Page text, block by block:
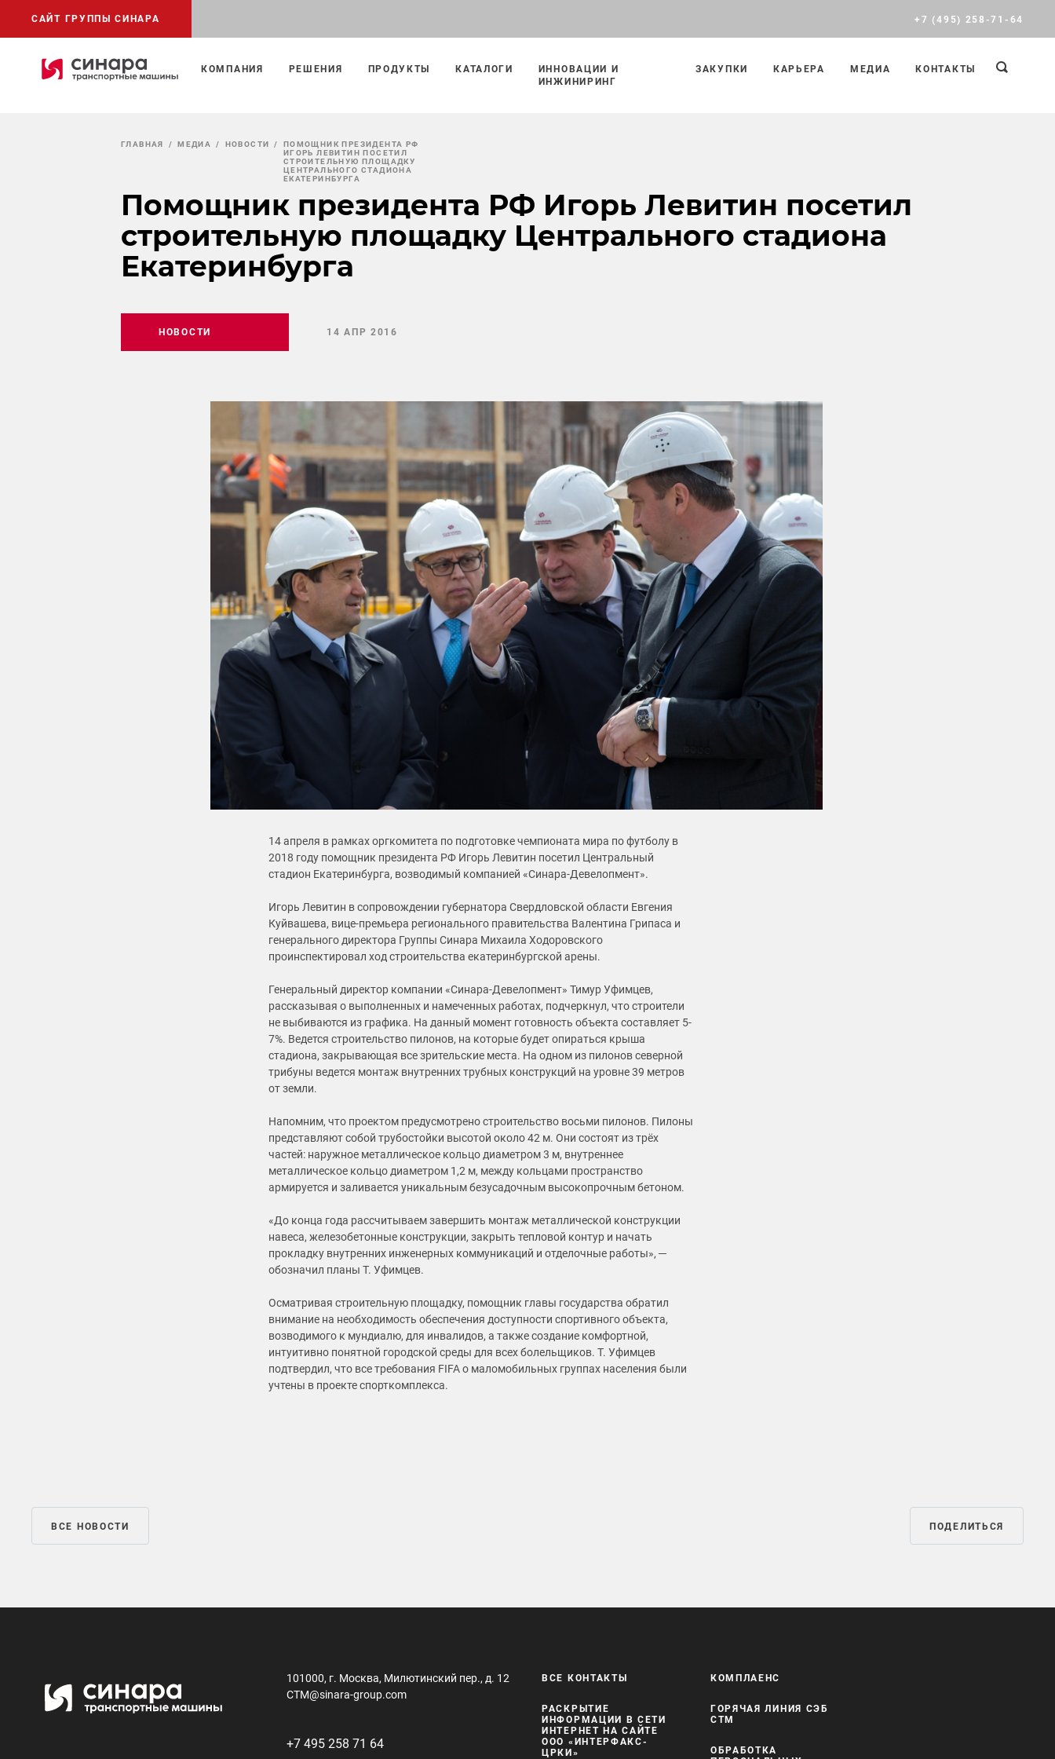
САЙТ ГРУППЫ СИНАРА +7 (495) 258-71-64
КОМПАНИЯ РЕШЕНИЯ ПРОДУКТЫ КАТАЛОГИ
ИННОВАЦИИ И
ИНЖИНИРИНГ
ЗАКУПКИ КАРЬЕРА МЕДИА КОНТАКТЫ
ГЛАВНАЯ МЕДИА НОВОСТИ
ПОМОЩНИК ПРЕЗИДЕНТА РФ
ИГОРЬ ЛЕВИТИН ПОСЕТИЛ
СТРОИТЕЛЬНУЮ ПЛОЩАДКУ
ЦЕНТРАЛЬНОГО СТАДИОНА
ЕКАТЕРИНБУРГА
Помощник президента РФ Игорь Левитин посетил
строительную площадку Центрального стадиона
Екатеринбурга
НОВОСТИ 14 АПР 2016
14 апреля в рамках оргкомитета по подготовке чемпионата мира по футболу в
2018 году помощник президента РФ Игорь Левитин посетил Центральный
стадион Екатеринбурга, возводимый компанией «Синара-Девелопмент».
Игорь Левитин в сопровождении губернатора Свердловской области Евгения
Куйвашева, вице-премьера регионального правительства Валентина Грипаса и
генерального директора Группы Синара Михаила Ходоровского
проинспектировал ход строительства екатеринбургской арены.
Генеральный директор компании «Синара-Девелопмент» Тимур Уфимцев,
рассказывая о выполненных и намеченных работах, подчеркнул, что строители
не выбиваются из графика. На данный момент готовность объекта составляет 5-
7%. Ведется строительство пилонов, на которые будет опираться крыша
стадиона, закрывающая все зрительские места. На одном из пилонов северной
трибуны ведется монтаж внутренних трубных конструкций на уровне 39 метров
от земли.
Напомним, что проектом предусмотрено строительство восьми пилонов. Пилоны
представляют собой трубостойки высотой около 42 м. Они состоят из трёх
частей: наружное металлическое кольцо диаметром 3 м, внутреннее
металлическое кольцо диаметром 1,2 м, между кольцами пространство
армируется и заливается уникальным безусадочным высокопрочным бетоном.
«До конца года рассчитываем завершить монтаж металлической конструкции
навеса, железобетонные конструкции, закрыть тепловой контур и начать
прокладку внутренних инженерных коммуникаций и отделочные работы», ─
обозначил планы Т. Уфимцев.
Осматривая строительную площадку, помощник главы государства обратил
внимание на необходимость обеспечения доступности спортивного объекта,
возводимого к мундиалю, для инвалидов, а также создание комфортной,
интуитивно понятной городской среды для всех болельщиков. Т. Уфимцев
подтвердил, что все требования FIFA о маломобильных группах населения были
учтены в проекте спорткомплекса.
ВСЕ НОВОСТИ ПОДЕЛИТЬСЯ
101000, г. Москва, Милютинский пер., д. 12
CTM@sinara-group.com
+7 495 258 71 64
ВСЕ КОНТАКТЫ
РАСКРЫТИЕ
ИНФОРМАЦИИ В СЕТИ
ИНТЕРНЕТ НА САЙТЕ
ООО «ИНТЕРФАКС-
ЦРКИ»
КОМПЛАЕНС
ГОРЯЧАЯ ЛИНИЯ СЭБ
СТМ
ОБРАБОТКА